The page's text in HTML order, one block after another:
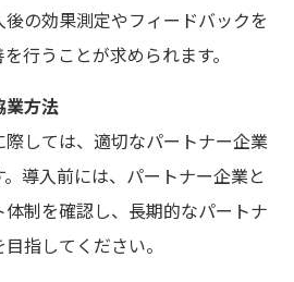
の効果測定やフィードバックを
行うことが求められます。
業方法
際しては、適切なパートナー企業
導入前には、パートナー企業と
制を確認し、長期的なパートナ
指してください。